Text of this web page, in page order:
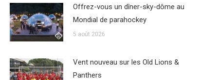
Offrez-vous un dîner-sky-dôme au
Mondial de parahockey
5 août 2026
Vent nouveau sur les Old Lions &
Panthers